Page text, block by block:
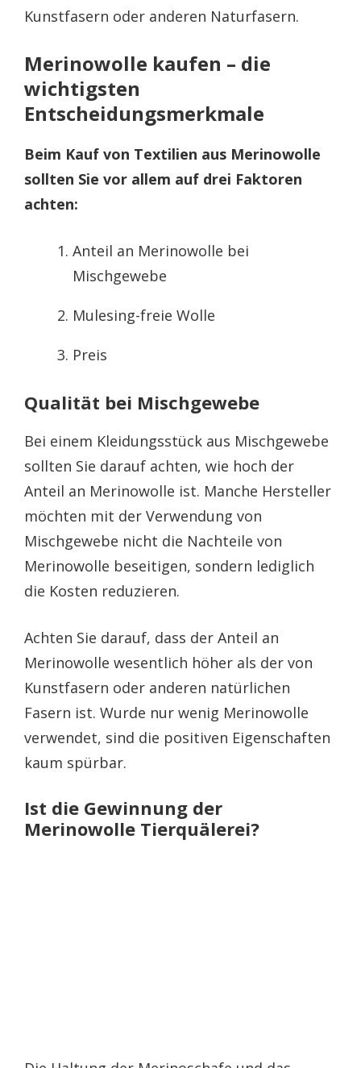
Kunstfasern oder anderen Naturfasern.
Merinowolle kaufen – die
wichtigsten
Entscheidungsmerkmale
Beim Kauf von Textilien aus Merinowolle
sollten Sie vor allem auf drei Faktoren
achten:
Anteil an Merinowolle bei
Mischgewebe
Mulesing-freie Wolle
Preis
Qualität bei Mischgewebe
Bei einem Kleidungsstück aus Mischgewebe
sollten Sie darauf achten, wie hoch der
Anteil an Merinowolle ist. Manche Hersteller
möchten mit der Verwendung von
Mischgewebe nicht die Nachteile von
Merinowolle beseitigen, sondern lediglich
die Kosten reduzieren.
Achten Sie darauf, dass der Anteil an
Merinowolle wesentlich höher als der von
Kunstfasern oder anderen natürlichen
Fasern ist. Wurde nur wenig Merinowolle
verwendet, sind die positiven Eigenschaften
kaum spürbar.
Ist die Gewinnung der
Merinowolle Tierquälerei?